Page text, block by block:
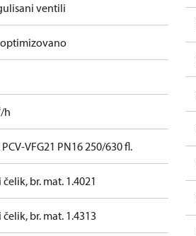
ventili
h
VFG21 PN16 250/630 fl.
br. mat. 1.4021
br. mat. 1.4313